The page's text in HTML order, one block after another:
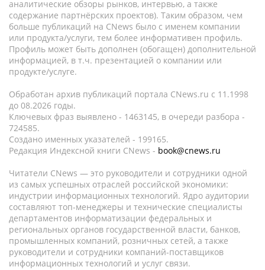
аналитические обзоры рынков, интервью, а также
содержание партнёрских проектов). Таким образом, чем
больше публикаций на CNews было с именем компании
или продукта/услуги, тем более информативен профиль.
Профиль может быть дополнен (обогащен) дополнительной
информацией, в т.ч. презентацией о компании или
продукте/услуге.
Обработан архив публикаций портала CNews.ru c 11.1998
до 08.2026 годы.
Ключевых фраз выявлено - 1463145, в очереди разбора -
724585.
Создано именных указателей - 199165.
Редакция Индексной книги CNews - book@cnews.ru
Читатели CNews — это руководители и сотрудники одной
из самых успешных отраслей российской экономики:
индустрии информационных технологий. Ядро аудитории
составляют топ-менеджеры и технические специалисты
департаментов информатизации федеральных и
региональных органов государственной власти, банков,
промышленных компаний, розничных сетей, а также
руководители и сотрудники компаний-поставщиков
информационных технологий и услуг связи.